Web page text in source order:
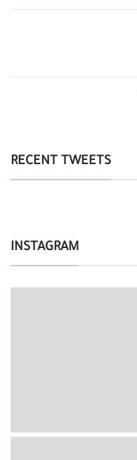
RECENT TWEETS
INSTAGRAM